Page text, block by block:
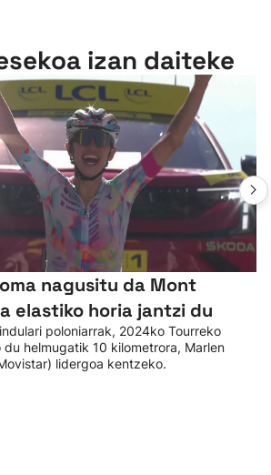
izan daiteke
nagusitu da Mont
elastiko horia jantzi du
poloniarrak, 2024ko Tourreko
du helmugatik 10 kilometrora, Marlen
lidergoa kentzeko.